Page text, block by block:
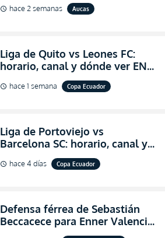
de Aucas
schedule hace 2 semanas Aucas
Liga de Quito vs Leones FC:
horario, canal y dónde ver EN
VIVO los octavos de final de la
Copa Ecuador 2026
schedule hace 1 semana Copa Ecuador
Liga de Portoviejo vs
Barcelona SC: horario, canal y
dónde ver EN VIVO los octavos
de final de la Copa Ecuador
schedule hace 4 días Copa Ecuador
Defensa férrea de Sebastián
Beccacece para Enner Valencia
al indicar que era el hombre